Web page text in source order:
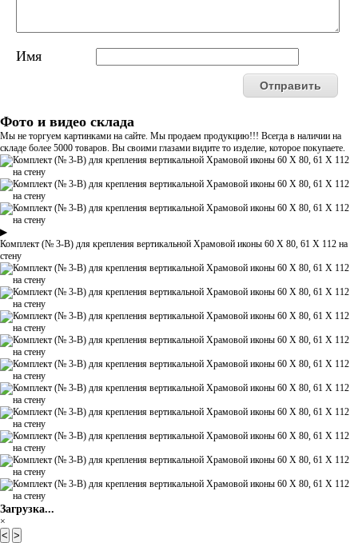
Имя
Фото и видео склада
Мы не торгуем картинками на сайте. Мы продаем продукцию!!! Всегда в наличии на
складе более 5000 товаров. Вы своими глазами видите то изделие, которое покупаете.
▶
Комплект (№ 3-В) для крепления вертикальной Храмовой иконы 60 Х 80, 61 Х 112 на
стену
Загрузка...
×
< >